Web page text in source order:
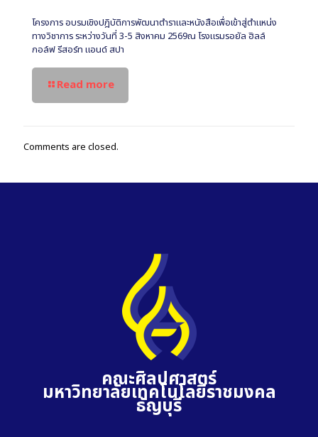
โครงการ อบรมเชิงปฎิบัติการพัฒนาตำราและหนังสือเพื่อเข้าสู่ตำแหน่ง
ทางวิชาการ ระหว่างวันที่ 3-5 สิงหาคม 2569ณ โรงแรมรอยัล ฮิลล์
กอล์ฟ รีสอร์ท แอนด์ สปา
Read more
Comments are closed.
คณะศิลปศาสตร์
มหาวิทยาลัยเทคโนโลยีราชมงคล
ธัญบุรี